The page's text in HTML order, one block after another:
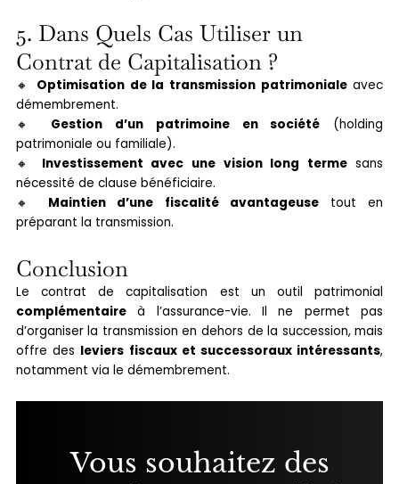
5. Dans Quels Cas Utiliser un
Contrat de Capitalisation ?
🔸 Optimisation de la transmission patrimonialeavec
démembrement.
🔸 Gestion d’un patrimoine en société (holding
patrimoniale ou familiale).
🔸 Investissement avec une vision long termesans
nécessité de clause bénéficiaire.
🔸 Maintien d’une fiscalité avantageusetout en
préparant la transmission.
Conclusion
Le contrat de capitalisation est un outil patrimonial
complémentaireà l’assurance-vie. Il ne permet pas
d’organiser la transmission en dehors de la succession, mais
offre des leviers fiscaux et successoraux intéressants,
notamment via le démembrement.
Vous souhaitez des